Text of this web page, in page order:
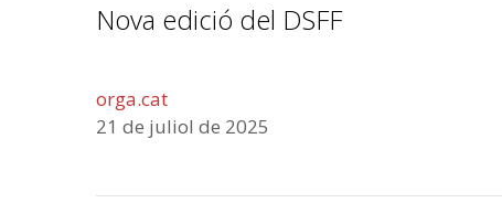
Nova edició del DSFF
orga.cat
21 de juliol de 2025